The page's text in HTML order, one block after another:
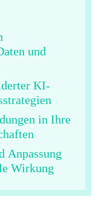
und
KI-
in Ihre
Anpassung
Wirkung